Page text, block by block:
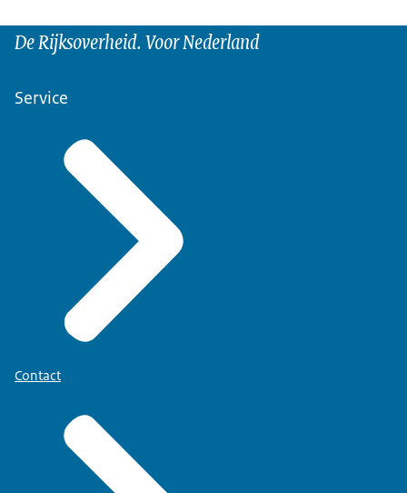
De Rijksoverheid. Voor Nederland
Service
Contact